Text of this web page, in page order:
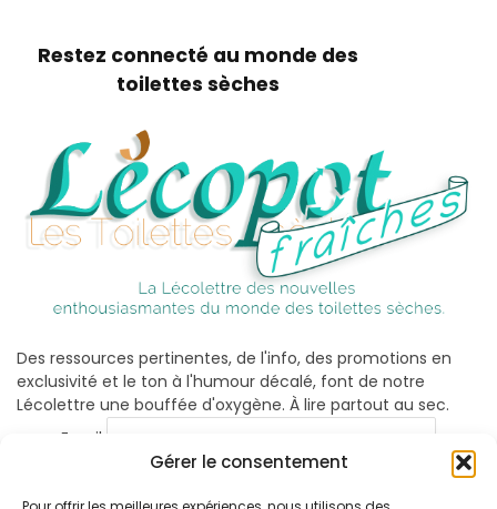
Gérer le consentement
Restez connecté au monde des
toilettes sèches
Des ressources pertinentes, de l'info, des promotions en
exclusivité et le ton à l'humour décalé, font de notre
Lécolettre une bouffée d'oxygène. À lire partout au sec.
Email